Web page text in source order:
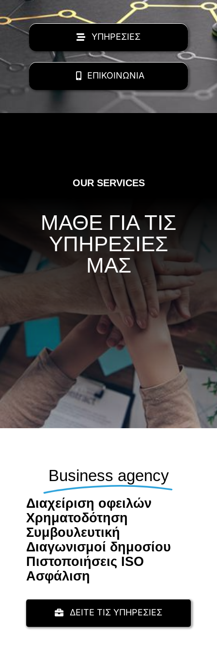
ΥΠΗΡΕΣΙΕΣ
ΕΠΙΚΟΙΝΩΝΙΑ
OUR SERVICES
ΜΑΘΕ ΓΙΑ ΤΙΣ
ΥΠΗΡΕΣΙΕΣ
ΜΑΣ
Business agency
Διαχείριση οφειλών
Χρηματοδότηση
Συμβουλευτική
Διαγωνισμοί δημοσίου
Πιστοποιήσεις ISO
Aσφάλιση
ΔΕΙΤΕ ΤΙΣ ΥΠΗΡΕΣΙΕΣ